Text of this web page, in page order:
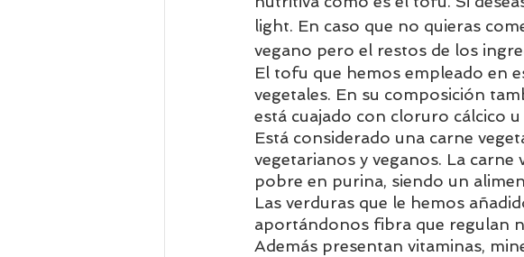
light. En caso que no quieras
vegano pero el restos de los
El tofu que hemos empleado en
vegetales. En su composición
está cuajado con cloruro cálcico u
Está considerado una carne
vegetarianos y veganos. La
pobre en purina, siendo un
Las verduras que le hemos
aportándonos fibra que regulan
Además presentan vitaminas,